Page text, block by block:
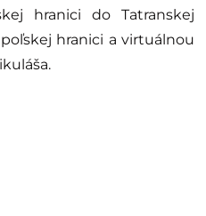
hranici do Tatranskej
hranici a virtuálnou